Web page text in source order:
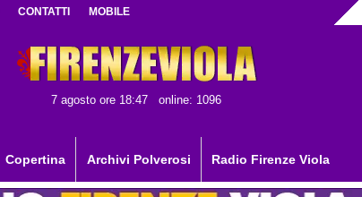
CONTATTI MOBILE
7 agosto ore 18:47 online: 1096
Copertina Archivi Polverosi Radio Firenze Viola